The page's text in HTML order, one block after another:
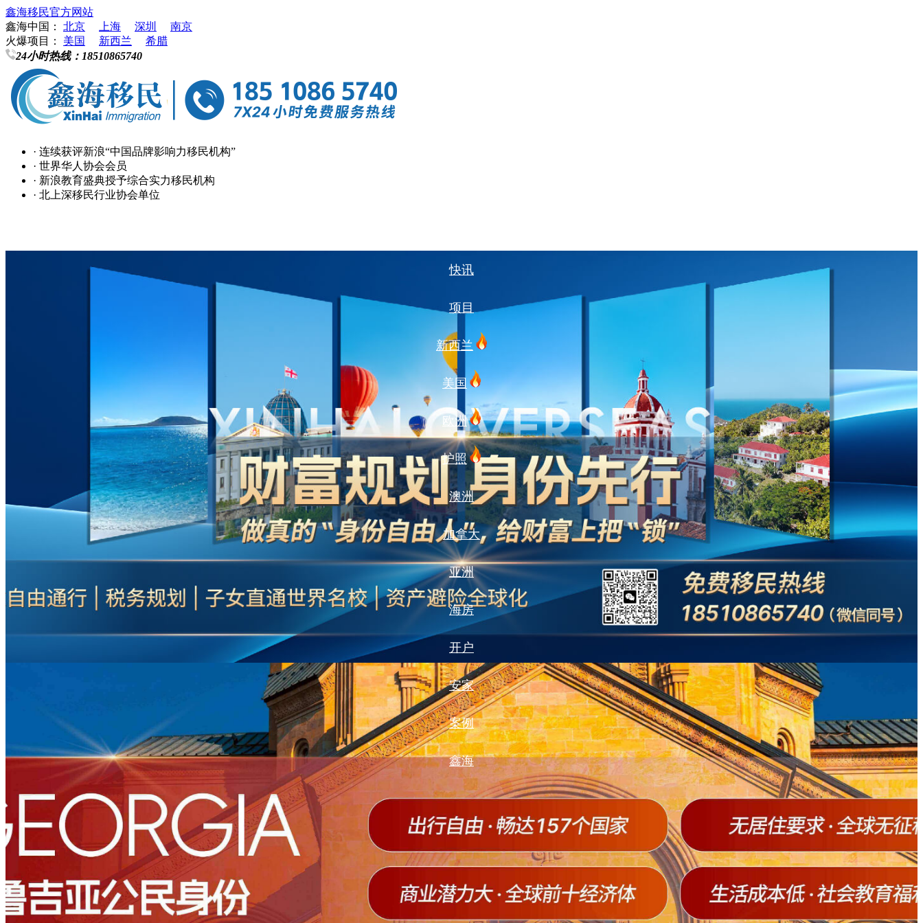
鑫海移民官方网站
鑫海中国：
北京 上海 深圳
南京
火爆项目：
美国 新西兰
希腊
24小时热线： 18510865740
· 连续获评新浪“中国品牌影响力移民机构”
· 世界华人协会会员
· 新浪教育盛典授予综合实力移民机构
· 北上深移民行业协会单位
快讯
项目
新西兰
美国
欧洲
护照
澳洲
加拿大
亚洲
海房
开户
安家
案例
鑫海